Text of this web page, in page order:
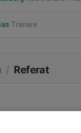
Tränare
Referat